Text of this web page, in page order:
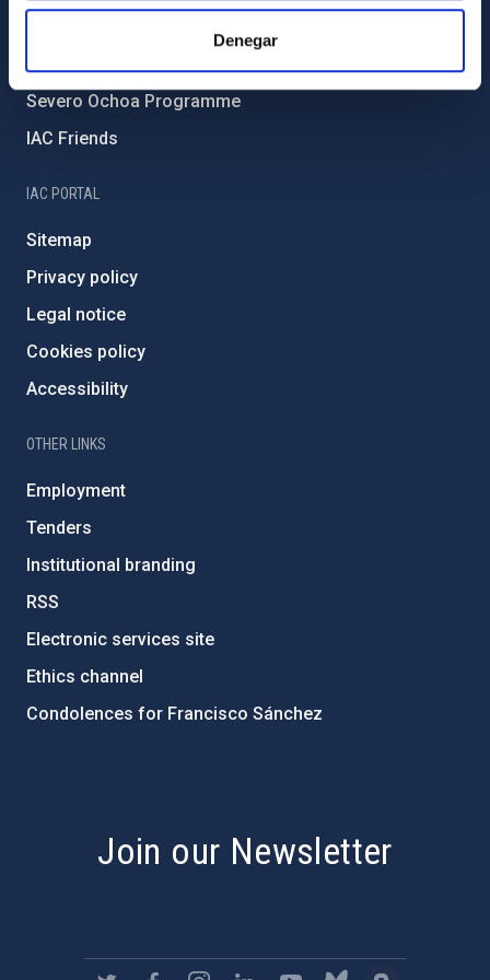
Denegar
External funding
Severo Ochoa Programme
IAC Friends
IAC PORTAL
Sitemap
Privacy policy
Legal notice
Cookies policy
Accessibility
OTHER LINKS
Employment
Tenders
Institutional branding
RSS
Electronic services site
Ethics channel
Condolences for Francisco Sánchez
Join our Newsletter